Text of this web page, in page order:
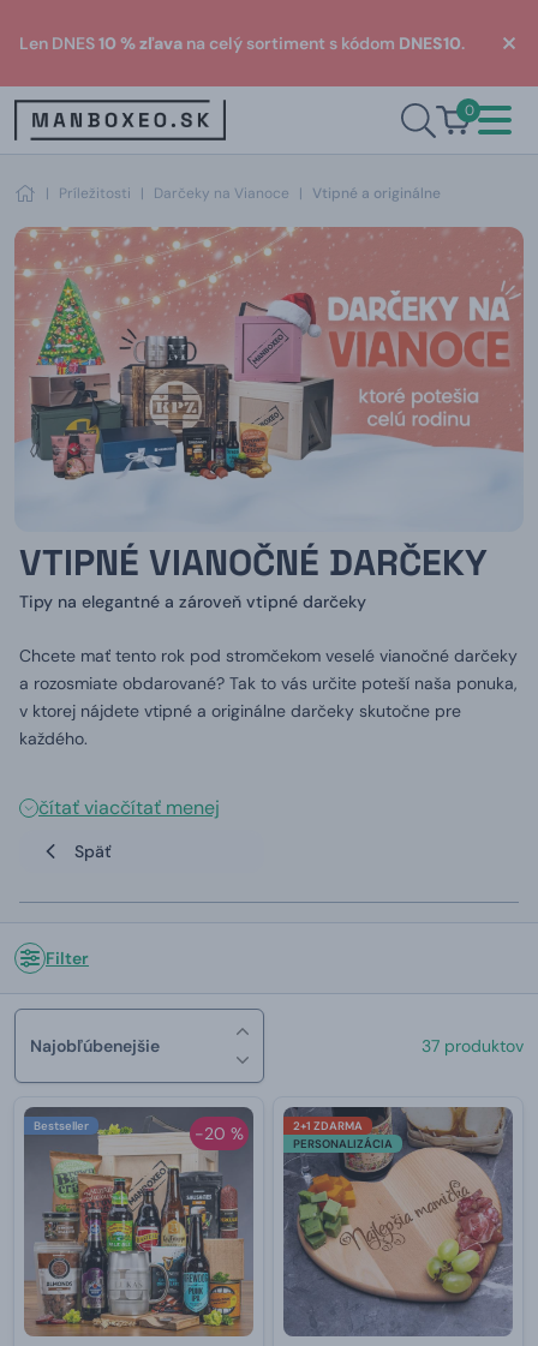
Len DNES10 % zľava na celý sortiment s kódom DNES10.
0
| Príležitosti | Darčeky na Vianoce | Vtipné a originálne
VTIPNÉ VIANOČNÉ DARČEKY
Tipy na elegantné a zároveň vtipné darčeky
Chcete mať tento rok pod stromčekom veselé vianočné darčeky
a rozosmiate obdarované? Tak to vás určite poteší naša ponuka,
v ktorej nájdete vtipné a originálne darčeky skutočne pre
každého.
čítať viacčítať menej
Späť
Filter
Najobľúbenejšie 37 produktov
-20 %
Bestseller
2+1 ZDARMA
PERSONALIZÁCIA